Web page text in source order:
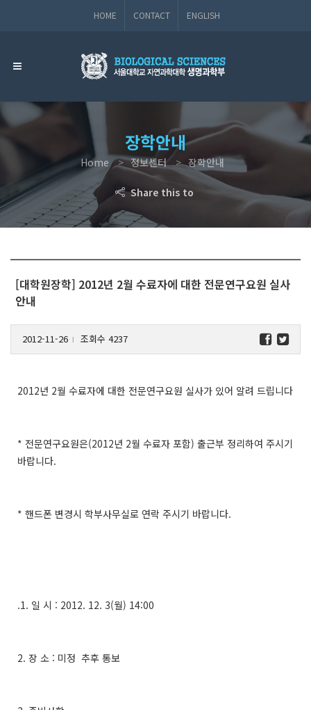
HOME CONTACT ENGLISH
장학안내
Home 정보센터 장학안내
Share this to
[대학원장학] 2012년 2월 수료자에 대한 전문연구요원 실사
안내
2012-11-26 l 조회수 4237
2012년 2월 수료자에 대한 전문연구요원 실사가 있어 알려 드립니다
* 전문연구요원은(2012년 2월 수료자 포함) 출근부 정리하여 주시기
바랍니다.
* 핸드폰 변경시 학부사무실로 연락 주시기 바랍니다.
.1. 일 시 : 2012. 12. 3(월) 14:00
2. 장 소 : 미정 추후 통보